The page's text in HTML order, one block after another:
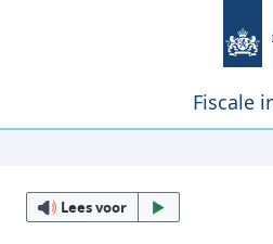
Fiscale
Lees voor